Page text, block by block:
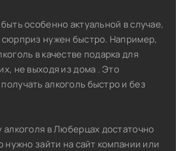
особенно актуальной в случае,
нужен быстро. Например,
в качестве подарка для
не выходя из дома . Это
алкоголь быстро и без
алкоголя в Люберцах достаточно
нужно зайти на сайт компании или